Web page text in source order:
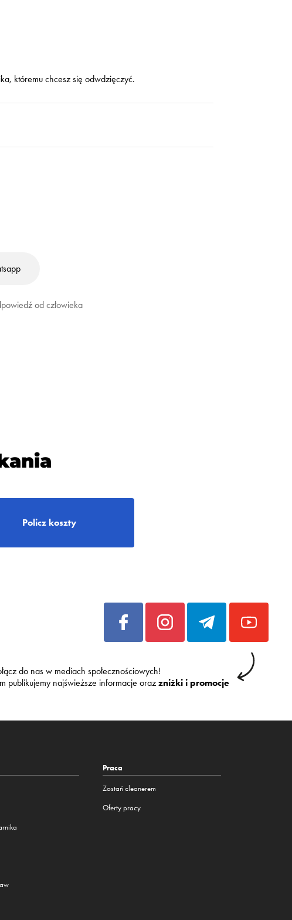
któremu chcesz się odwdzięczyć.
od człowieka
Policz koszty
do nas w mediach społecznościowych!
publikujemy najświeższe informacje oraz zniżki i promocje
Praca
Zostań cleanerem
Oferty pracy